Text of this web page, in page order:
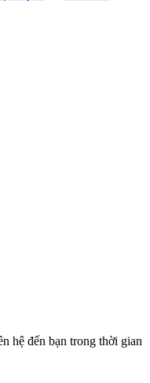
hệ đến bạn trong thời gian